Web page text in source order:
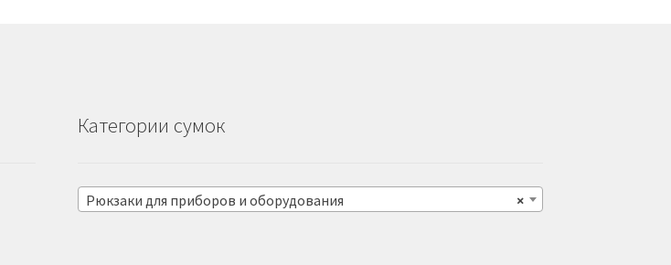
Категории сумок
×
Рюкзаки для приборов и оборудования